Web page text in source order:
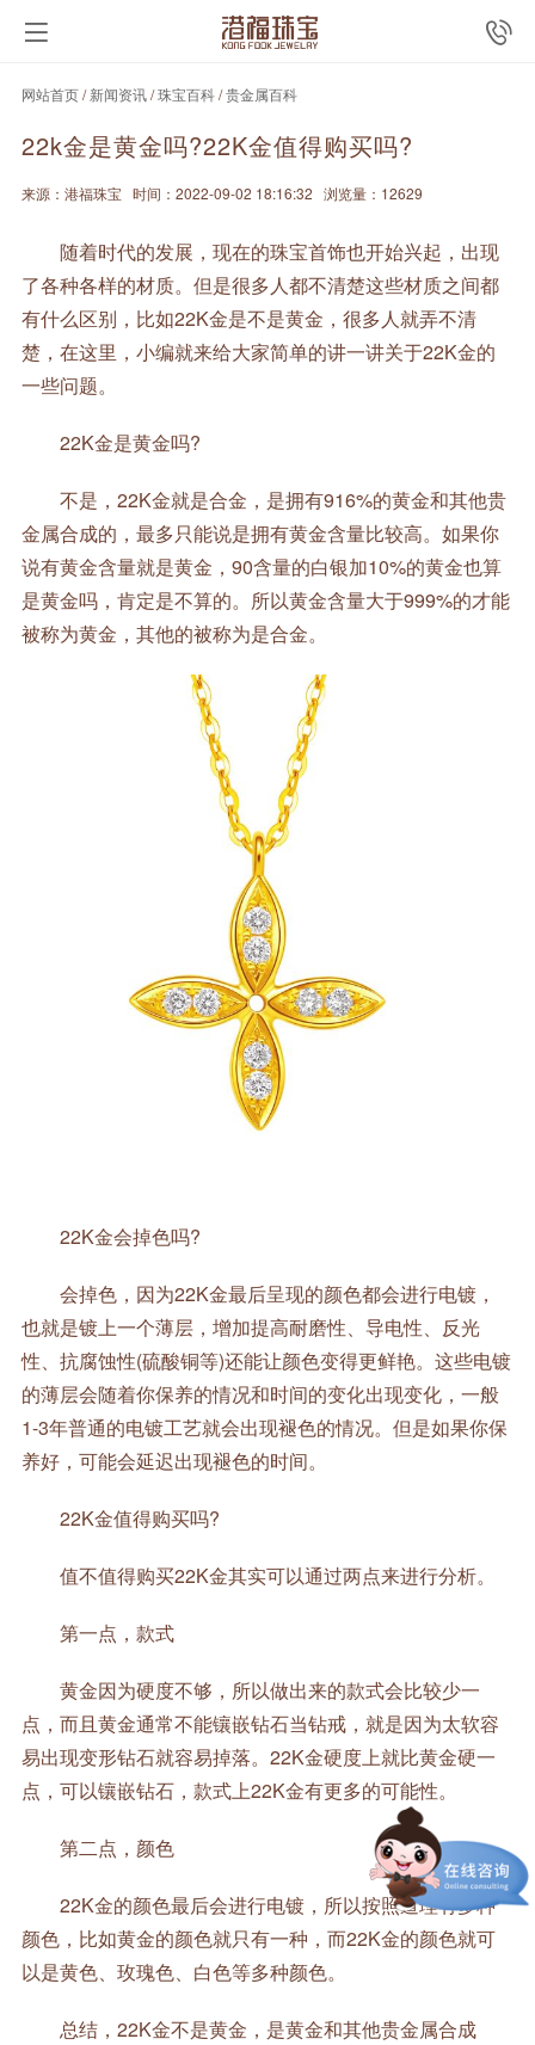
网站首页/新闻资讯/珠宝百科/贵金属百科
22k金是黄金吗?22K金值得购买吗?
来源：港福珠宝 时间：2022-09-02 18:16:32 浏览量：12629
随着时代的发展，现在的珠宝首饰也开始兴起，出现
了各种各样的材质。但是很多人都不清楚这些材质之间都
有什么区别，比如22K金是不是黄金，很多人就弄不清
楚，在这里，小编就来给大家简单的讲一讲关于22K金的
一些问题。
22K金是黄金吗?
不是，22K金就是合金，是拥有916%的黄金和其他贵
金属合成的，最多只能说是拥有黄金含量比较高。如果你
说有黄金含量就是黄金，90含量的白银加10%的黄金也算
是黄金吗，肯定是不算的。所以黄金含量大于999%的才能
被称为黄金，其他的被称为是合金。
22K金会掉色吗?
会掉色，因为22K金最后呈现的颜色都会进行电镀，
也就是镀上一个薄层，增加提高耐磨性、导电性、反光
性、抗腐蚀性(硫酸铜等)还能让颜色变得更鲜艳。这些电镀
的薄层会随着你保养的情况和时间的变化出现变化，一般
1-3年普通的电镀工艺就会出现褪色的情况。但是如果你保
养好，可能会延迟出现褪色的时间。
22K金值得购买吗?
值不值得购买22K金其实可以通过两点来进行分析。
第一点，款式
黄金因为硬度不够，所以做出来的款式会比较少一
点，而且黄金通常不能镶嵌钻石当钻戒，就是因为太软容
易出现变形钻石就容易掉落。22K金硬度上就比黄金硬一
点，可以镶嵌钻石，款式上22K金有更多的可能性。
第二点，颜色
22K金的颜色最后会进行电镀，所以按照道理有多种
颜色，比如黄金的颜色就只有一种，而22K金的颜色就可
以是黄色、玫瑰色、白色等多种颜色。
总结，22K金不是黄金，是黄金和其他贵金属合成